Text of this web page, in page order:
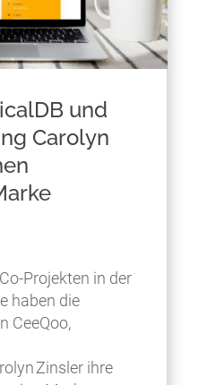
und
Carolyn
Projekten in der
haben die
CeeQoo,
Zinsler ihre